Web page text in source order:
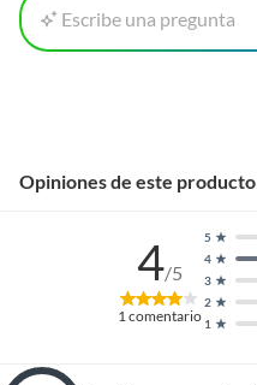
Escribe una pregunta
Opiniones de este producto
4/5
1comentario 1
2
3
4
5